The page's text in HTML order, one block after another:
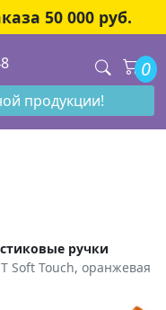
50 000 руб.
0
продукции!
ручки
Soft Touch, оранжевая